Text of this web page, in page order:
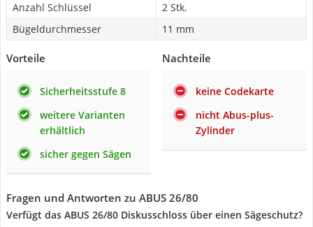
Anzahl Schlüssel
2 Stk.
Bügeldurchmesser
11 mm
Vorteile
Sicherheitsstufe 8
weitere Varianten
erhältlich
sicher gegen Sägen
Nachteile
keine Codekarte
nicht Abus-plus-
Zylinder
Fragen und Antworten zu ABUS 26/80
Verfügt das ABUS 26/80 Diskusschloss über einen Sägeschutz?